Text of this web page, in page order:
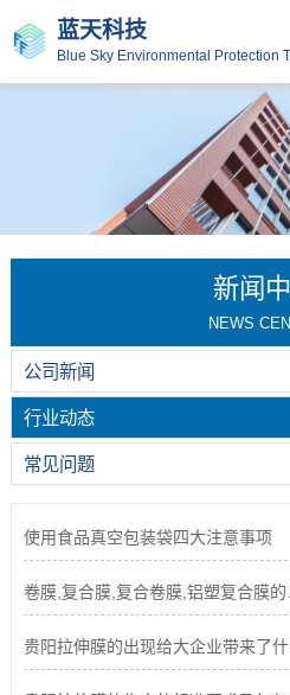
蓝天科技
Blue Sky Environmental Protection
新闻
NEWS
公司新闻
行业动态
常见问题
使用食品真空包装袋四大注意事项
卷
贵